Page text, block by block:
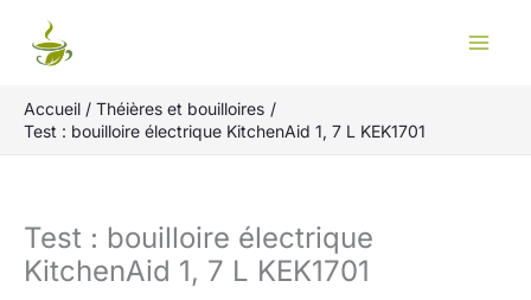
Accueil
Théières et bouilloires
Test : bouilloire électrique KitchenAid 1, 7 L KEK1701
Test : bouilloire électrique
KitchenAid 1, 7 L KEK1701